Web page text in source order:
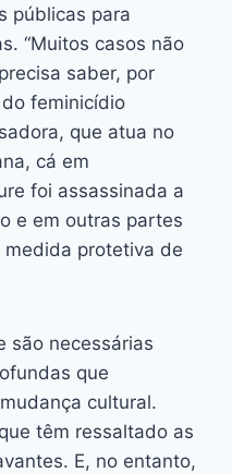
públicas para
“Muitos casos não
saber, por
feminicídio
que atua no
cá em
foi assassinada a
e em outras partes
medida protetiva de
são necessárias
que
cultural.
têm ressaltado as
E, no entanto,